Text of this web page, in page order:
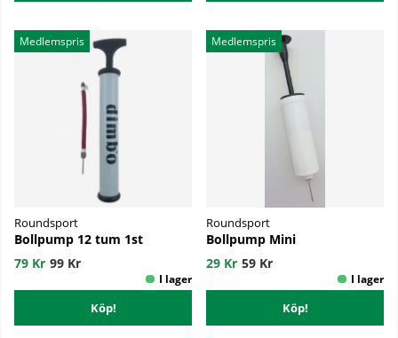
Medlemspris
Roundsport
Bollpump 12 tum 1st
79 Kr 99 Kr
Köp!
Medlemspris
Roundsport
Bollpump Mini
29 Kr 59 Kr
Köp!